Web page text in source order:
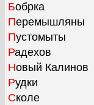
Бобрка
Перемышляны
Пустомыты
Радехов
Новый Калинов
Рудки
Сколе